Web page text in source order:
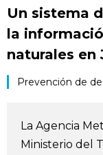
Tecnología
Vida
Vídeos e
Un sistema
la
naturales en
Prevención de
La Agencia
Ministerio del